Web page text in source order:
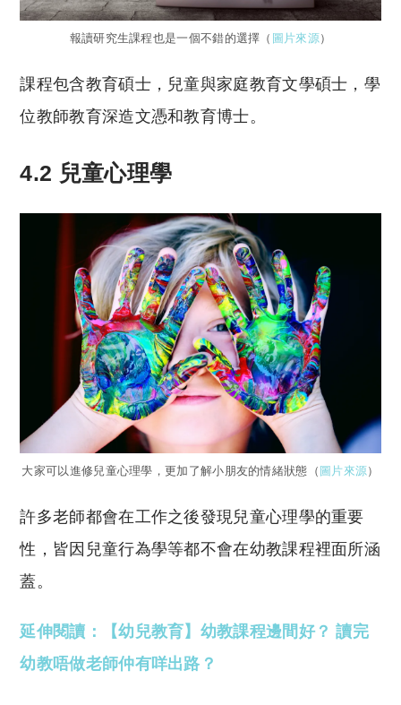
報讀研究生課程也是一個不錯的選擇（ 圖片來源）
課程包含教育碩士，兒童與家庭教育文學碩士，學
位教師教育深造文憑和教育博士。
4.2 兒童心理學
大家可以進修兒童心理學，更加了解小朋友的情緒狀態（ 圖片來源）
許多老師都會在工作之後發現兒童心理學的重要
性，皆因兒童行為學等都不會在幼教課程裡面所涵
蓋。
延伸閱讀：【幼兒教育】幼教課程邊間好？ 讀完
幼教唔做老師仲有咩出路？